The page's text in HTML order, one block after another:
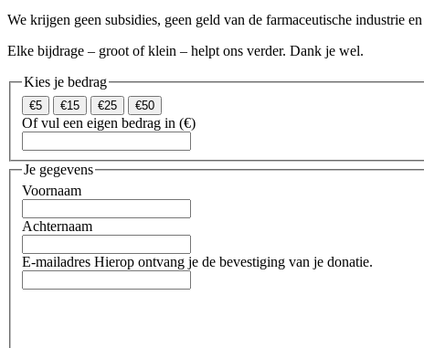
We krijgen geen subsidies, geen geld van de farmaceutische industrie
Elke bijdrage – groot of klein – helpt ons verder. Dank je wel.
Kies je bedrag
€5 €15 €25 €50
Of vul een eigen bedrag in (€)
Je gegevens
Voornaam
Achternaam
E-mailadres Hierop ontvang je de bevestiging van je donatie.